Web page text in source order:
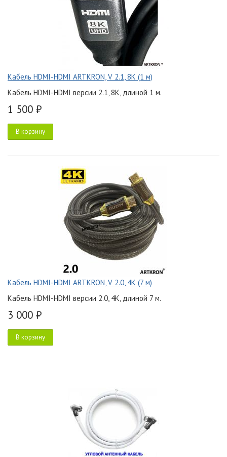
Кабель HDMI-HDMI ARTKRON, V 2.1, 8K (1 м)
Кабель HDMI-HDMI версии 2.1, 8K, длиной 1 м.
1 500 ₽
В корзину
Кабель HDMI-HDMI ARTKRON, V 2.0, 4K (7 м)
Кабель HDMI-HDMI версии 2.0, 4K, длиной 7 м.
3 000 ₽
В корзину